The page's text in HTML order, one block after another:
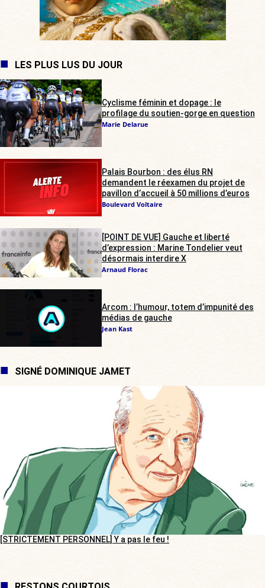
LES PLUS LUS DU JOUR
Cyclisme féminin et dopage : le
profilage du soutien-gorge en question
Marie Delarue
Palais Bourbon : des élus RN
demandent le réexamen du projet de
pavillon d’accueil à 50 millions d’euros
Boulevard Voltaire
[POINT DE VUE] Gauche et liberté
d’expression : Marine Tondelier veut
désormais interdire X
Arnaud Florac
Arcom : l’humour, totem d’impunité des
médias de gauche
Jean Kast
SIGNÉ DOMINIQUE JAMET
[STRICTEMENT PERSONNEL] Y a pas le feu !